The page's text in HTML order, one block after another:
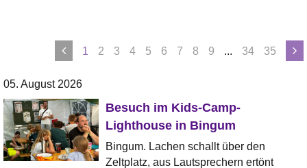
1 2 3 4 5 6 7 8 9 ... 34 35
05. August 2026
Besuch im Kids-Camp-
Lighthouse in Bingum
Bingum. Lachen schallt über den
Zeltplatz, aus Lautsprechern ertönt